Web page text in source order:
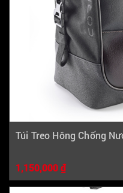
Túi Treo Hông Chống
1,150,000 ₫